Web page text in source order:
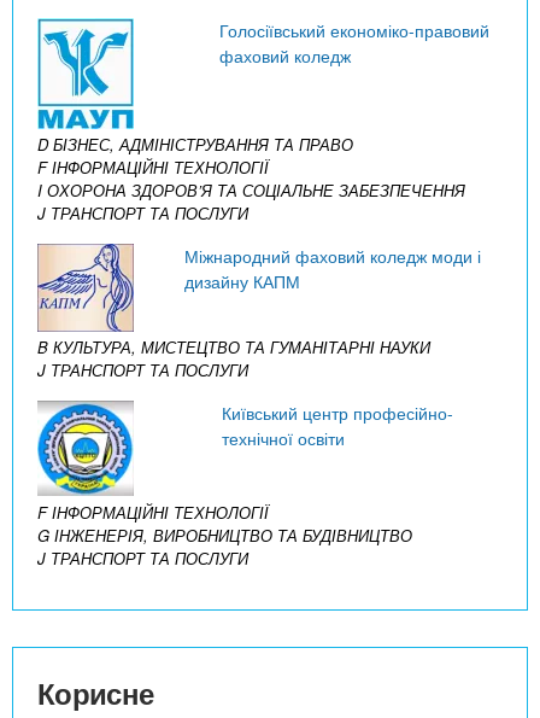
Голосіївський економіко-правовий
фаховий коледж
D БІЗНЕС, АДМІНІСТРУВАННЯ ТА ПРАВО
F ІНФОРМАЦІЙНІ ТЕХНОЛОГІЇ
I ОХОРОНА ЗДОРОВ’Я ТА СОЦІАЛЬНЕ ЗАБЕЗПЕЧЕННЯ
J ТРАНСПОРТ ТА ПОСЛУГИ
Міжнародний фаховий коледж моди і
дизайну КАПМ
B КУЛЬТУРА, МИСТЕЦТВО ТА ГУМАНІТАРНІ НАУКИ
J ТРАНСПОРТ ТА ПОСЛУГИ
Київський центр професійно-
технічної освіти
F ІНФОРМАЦІЙНІ ТЕХНОЛОГІЇ
G ІНЖЕНЕРІЯ, ВИРОБНИЦТВО ТА БУДІВНИЦТВО
J ТРАНСПОРТ ТА ПОСЛУГИ
Корисне